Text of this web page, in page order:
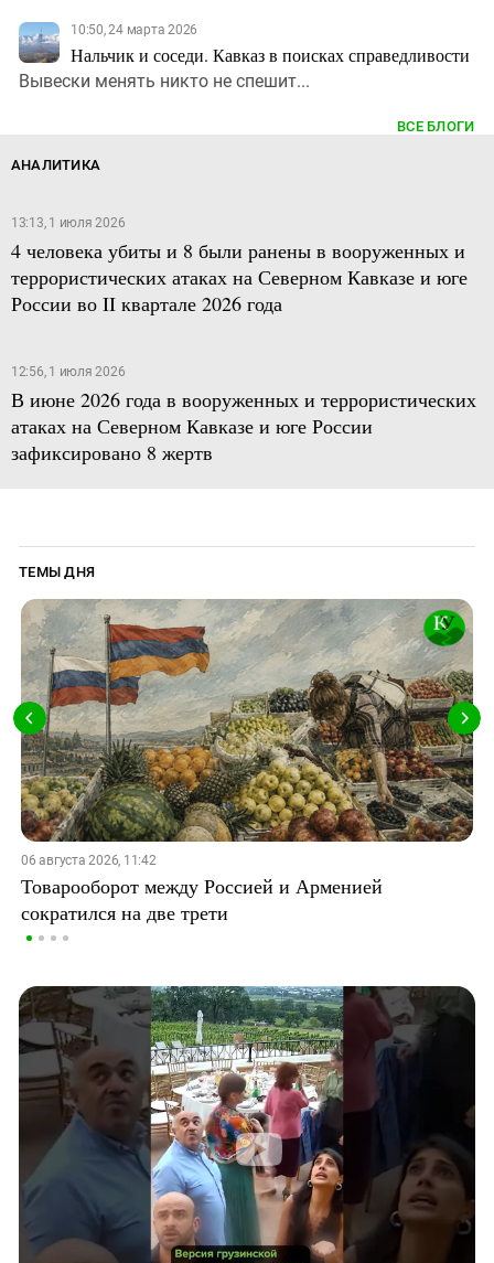
10:50, 24 марта 2026
Нальчик и соседи. Кавказ в поисках справедливости
Вывески менять никто не спешит...
ВСЕ БЛОГИ
АНАЛИТИКА
13:13, 1 июля 2026
4 человека убиты и 8 были ранены в вооруженных и
террористических атаках на Северном Кавказе и юге
России во II квартале 2026 года
12:56, 1 июля 2026
В июне 2026 года в вооруженных и террористических
атаках на Северном Кавказе и юге России
зафиксировано 8 жертв
ТЕМЫ ДНЯ
06 августа 2026, 11:42
Товарооборот между Россией и Арменией
сократился на две трети